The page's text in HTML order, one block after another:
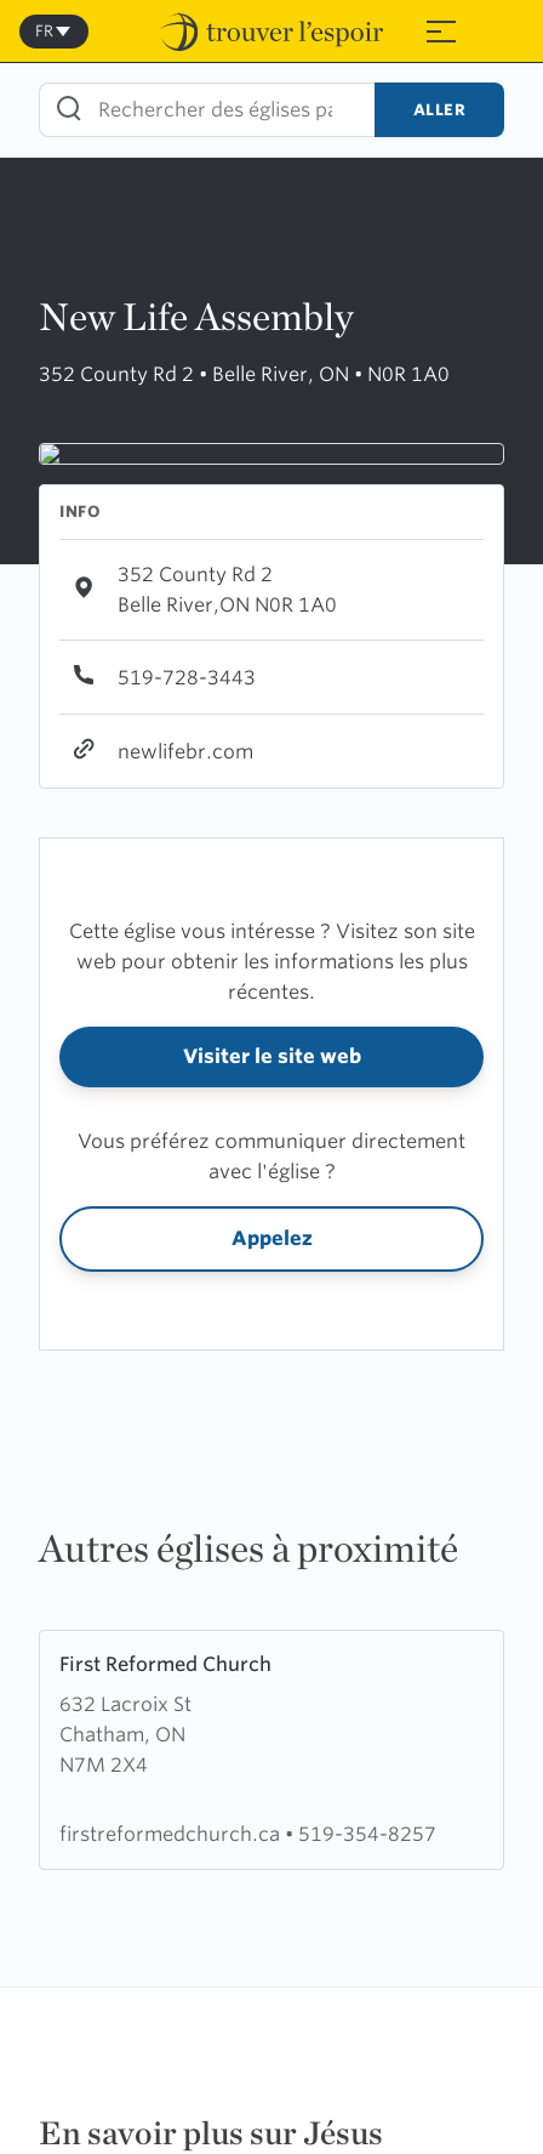
Skip
content
≡
FR
ALLER
New Life Assembly
352 County Rd 2 • Belle River, ON • N0R 1A0
INFO
352 County Rd 2
Belle River,ON N0R 1A0
519-728-3443
newlifebr.com
Cette église vous intéresse ? Visitez son site
web pour obtenir les informations les plus
récentes.
Visiter le site web
Vous préférez communiquer directement
avec l'église ?
Appelez
Autres églises à proximité
First Reformed Church
632 Lacroix St
Chatham, ON
N7M 2X4
more
about
First
Reformed
firstreformedchurch.ca • 519-354-8257
En savoir plus sur Jésus